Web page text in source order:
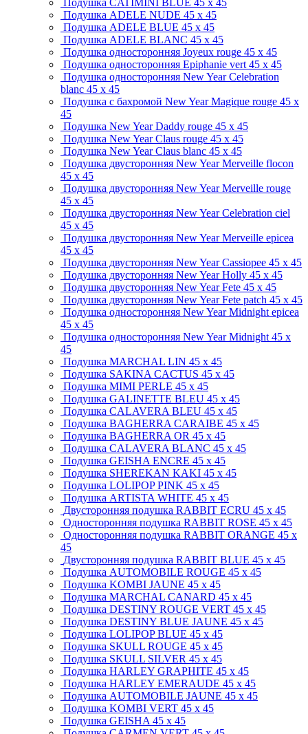
Подушка ADELE NUDE 45 x 45
Подушка ADELE BLUE 45 x 45
Подушка ADELE BLANC 45 x 45
Подушка односторонняя Joyeux rouge 45 x 45
Подушка односторонняя Epiphanie vert 45 x 45
Подушка односторонняя New Year Celebration
blanc 45 x 45
Подушка с бахромой New Year Magique rouge 45 x
45
Подушка New Year Daddy rouge 45 x 45
Подушка New Year Claus rouge 45 x 45
Подушка New Year Claus blanc 45 x 45
Подушка двусторонняя New Year Merveille flocon
45 x 45
Подушка двусторонняя New Year Merveille rouge
45 x 45
Подушка двусторонняя New Year Celebration ciel
45 x 45
Подушка двусторонняя New Year Merveille epicea
45 x 45
Подушка двусторонняя New Year Cassiopee 45 x 45
Подушка двусторонняя New Year Holly 45 x 45
Подушка двусторонняя New Year Fete 45 x 45
Подушка двусторонняя New Year Fete patch 45 x 45
Подушка односторонняя New Year Midnight epicea
45 x 45
Подушка односторонняя New Year Midnight 45 x
45
Подушка MARCHAL LIN 45 x 45
Подушка SAKINA CACTUS 45 x 45
Подушка MIMI PERLE 45 x 45
Подушка GALINETTE BLEU 45 x 45
Подушка CALAVERA BLEU 45 x 45
Подушка BAGHERRA CARAIBE 45 x 45
Подушка BAGHERRA OR 45 x 45
Подушка CALAVERA BLANC 45 x 45
Подушка GEISHA ENCRE 45 x 45
Подушка SHEREKAN KAKI 45 x 45
Подушка LOLIPOP PINK 45 x 45
Подушка ARTISTA WHITE 45 x 45
Двусторонняя подушка RABBIT ECRU 45 x 45
Односторонняя подушка RABBIT ROSE 45 x 45
Односторонняя подушка RABBIT ORANGE 45 x
45
Двусторонняя подушка RABBIT BLUE 45 x 45
Подушка AUTOMOBILE ROUGE 45 x 45
Подушка KOMBI JAUNE 45 x 45
Подушка MARCHAL CANARD 45 x 45
Подушка DESTINY ROUGE VERT 45 x 45
Подушка DESTINY BLUE JAUNE 45 x 45
Подушка LOLIPOP BLUE 45 x 45
Подушка SKULL ROUGE 45 x 45
Подушка SKULL SILVER 45 x 45
Подушка HARLEY GRAPHITE 45 x 45
Подушка HARLEY EMERAUDE 45 x 45
Подушка AUTOMOBILE JAUNE 45 x 45
Подушка KOMBI VERT 45 x 45
Подушка GEISHA 45 x 45